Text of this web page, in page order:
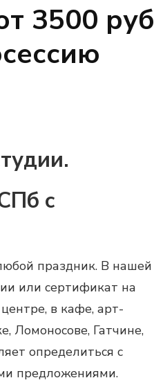
3500 руб
с
праздник. В нашей
или сертификат на
в кафе, арт-
Ломоносове, Гатчине,
определиться с
предложениями.